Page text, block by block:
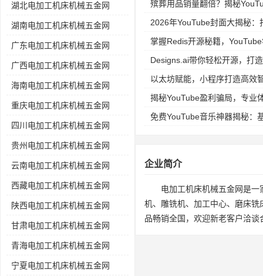
湖北电加工机床机械五金网
湖南电加工机床机械五金网
广东电加工机床机械五金网
广西电加工机床机械五金网
海南电加工机床机械五金网
重庆电加工机床机械五金网
四川电加工机床机械五金网
贵州电加工机床机械五金网
云南电加工机床机械五金网
西藏电加工机床机械五金网
陕西电加工机床机械五金网
甘肃电加工机床机械五金网
青海电加工机床机械五金网
宁夏电加工机床机械五金网
殡葬用品销量翻倍？揭秘
2026年YouTube封面大揭秘
掌握Redis开源秘籍，
Designs.ai带你轻松开源，打
以太坊赋能，小程序打造高效
揭秘YouTube盈利骗局，专业
免费YouTube音乐神器揭秘：
企业简介
电加工机床机械五金网是
机、雕铣机、加工中心、磨床
品畅销全国，欢迎新老客户洽谈